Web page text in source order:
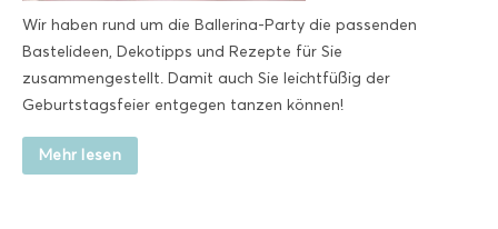
Wir haben rund um die Ballerina-Party die passenden
Bastelideen, Dekotipps und Rezepte für Sie
zusammengestellt. Damit auch Sie leichtfüßig der
Geburtstagsfeier entgegen tanzen können!
Mehr lesen